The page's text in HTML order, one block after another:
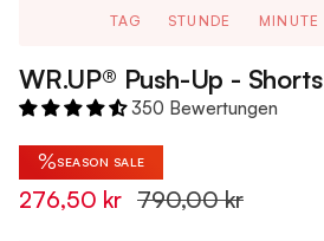
TAG STUNDE MINUTE
WR.UP® Push-Up - Shorts
350 Bewertungen
%SEASON SALE
276,50 kr 790,00 kr